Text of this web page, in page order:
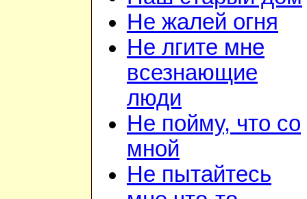
Не жалей огня
Не лгите мне
всезнающие
люди
Не пойму, что со
мной
Не пытайтесь